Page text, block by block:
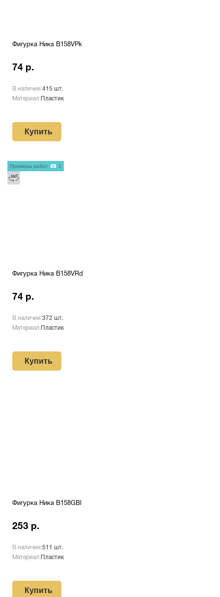
Фигурка Ника B158VPk
74 р.
В наличии:415 шт.
Материал: Пластик
Купить
Фигурка Ника B158VRd
74 р.
В наличии:372 шт.
Материал: Пластик
Купить
Примеры работ 1
Фигурка Ника B158GBl
253 р.
В наличии:511 шт.
Материал: Пластик
Купить